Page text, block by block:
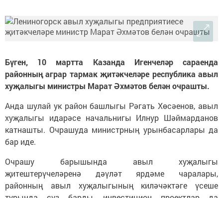
Бүген, 10 мартта Казанда Игенчеләр сараенда
районның аграр тармак җитәкчеләре республика авыл
хуҗалыгы министры Марат Әхмәтов белән очрашты.
Анда шулай ук район башлыгы Рәгать Хөсәенов, авыл
хуҗалыгы идарәсе начальнигы Илнур Шәймарданов
катнашты. Очрашуда министрның урынбасарлары да
бар иде.
Очрашу барышында авыл хуҗалыгы
җитештерүчеләренә дәүләт ярдәме чаралары,
районның авыл хуҗалыгының киләчәктәге үсеше